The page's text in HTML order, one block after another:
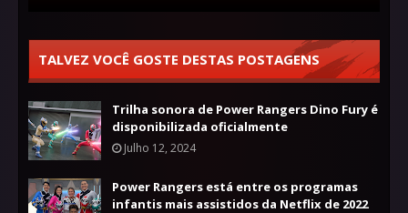
TALVEZ VOCÊ GOSTE DESTAS POSTAGENS
Trilha sonora de Power Rangers Dino Fury é
disponibilizada oficialmente
Julho 12, 2024
Power Rangers está entre os programas
infantis mais assistidos da Netflix de 2022